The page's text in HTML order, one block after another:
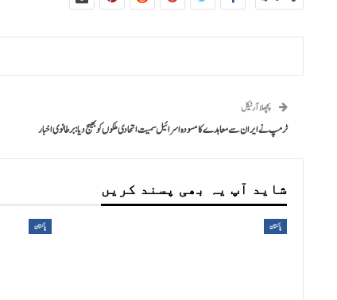
پچھلا آرٹیکل
ٹرمپ نے ایران سے معاہدے کا مسودہ اسرائیل سمیت اتحادی ملکوں کو بھیج دیا: برطانوی اخبار
شاید آپ یہ بھی پسند کریں
پاکستان پاکستان